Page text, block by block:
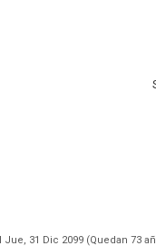
31 Dic 2099 (Quedan 73